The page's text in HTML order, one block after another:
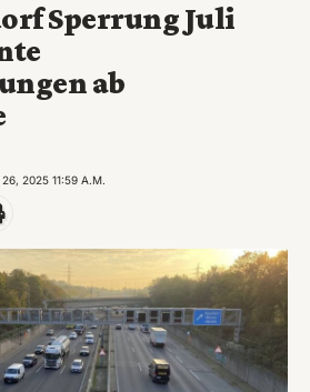
Sperrung Juli
ab
2025 11:59 A.m.